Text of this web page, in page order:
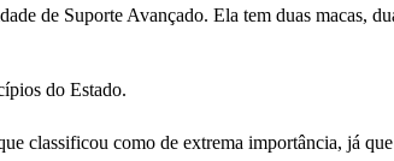
de Suporte Avançado. Ela tem duas macas,
do Estado.
classificou como de extrema importância, já que